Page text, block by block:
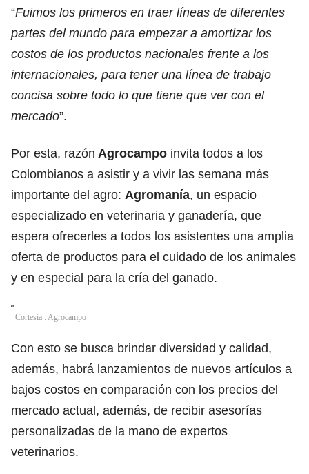
“Fuimos los primeros en traer líneas de diferentes
partes del mundo para empezar a amortizar los
costos de los productos nacionales frente a los
internacionales, para tener una línea de trabajo
concisa sobre todo lo que tiene que ver con el
mercado”.
Por esta, razón Agrocampo invita todos a los
Colombianos a asistir y a vivir las semana más
importante del agro: Agromanía, un espacio
especializado en veterinaria y ganadería, que
espera ofrecerles a todos los asistentes una amplia
oferta de productos para el cuidado de los animales
y en especial para la cría del ganado.
Cortesía : Agrocampo
Con esto se busca brindar diversidad y calidad,
además, habrá lanzamientos de nuevos artículos a
bajos costos en comparación con los precios del
mercado actual, además, de recibir asesorías
personalizadas de la mano de expertos
veterinarios.